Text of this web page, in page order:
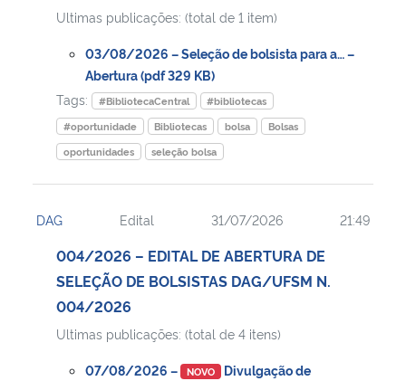
Ultimas publicações: (total de 1 item)
03/08/2026 – Seleção de bolsista para a… –
Abertura (pdf 329 KB)
Tags:
#BibliotecaCentral
#bibliotecas
#oportunidade
Bibliotecas bolsa
Bolsas
oportunidades
seleção bolsa
DAG Edital 31/07/2026 21:49
004/2026 – EDITAL DE ABERTURA DE
SELEÇÃO DE BOLSISTAS DAG/UFSM N.
004/2026
Ultimas publicações: (total de 4 itens)
07/08/2026 – NOVO Divulgação de